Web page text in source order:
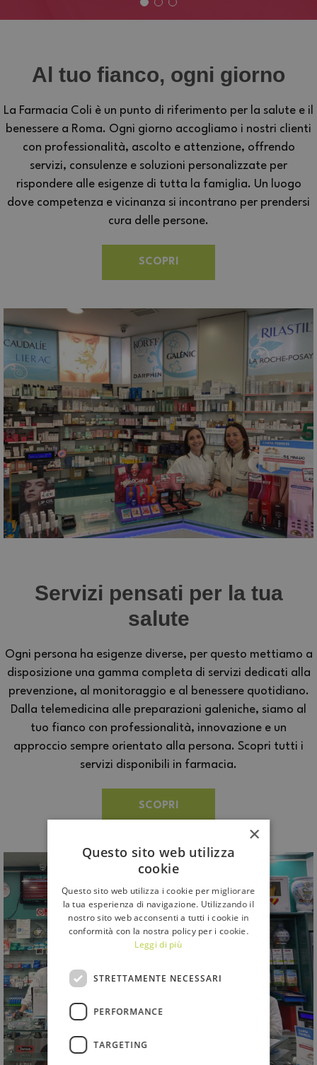
Al tuo fianco, ogni giorno
La Farmacia Coli è un punto di riferimento per la salute e il
benessere a Roma. Ogni giorno accogliamo i nostri clienti
con professionalità, ascolto e attenzione, offrendo
servizi, consulenze e soluzioni personalizzate per
rispondere alle esigenze di tutta la famiglia. Un luogo
dove competenza e vicinanza si incontrano per prendersi
cura delle persone.
SCOPRI
Servizi pensati per la tua
salute
Ogni persona ha esigenze diverse, per questo mettiamo a
disposizione una gamma completa di servizi dedicati alla
prevenzione, al monitoraggio e al benessere quotidiano.
Dalla telemedicina alle preparazioni galeniche, siamo al
tuo fianco con professionalità, innovazione e un
approccio sempre orientato alla persona. Scopri tutti i
servizi disponibili in farmacia.
SCOPRI
×
Questo sito web utilizza
cookie
Questo sito web utilizza i cookie per migliorare
la tua esperienza di navigazione. Utilizzando il
nostro sito web acconsenti a tutti i cookie in
conformità con la nostra policy per i cookie.
Leggi di più
STRETTAMENTE NECESSARI
PERFORMANCE
TARGETING